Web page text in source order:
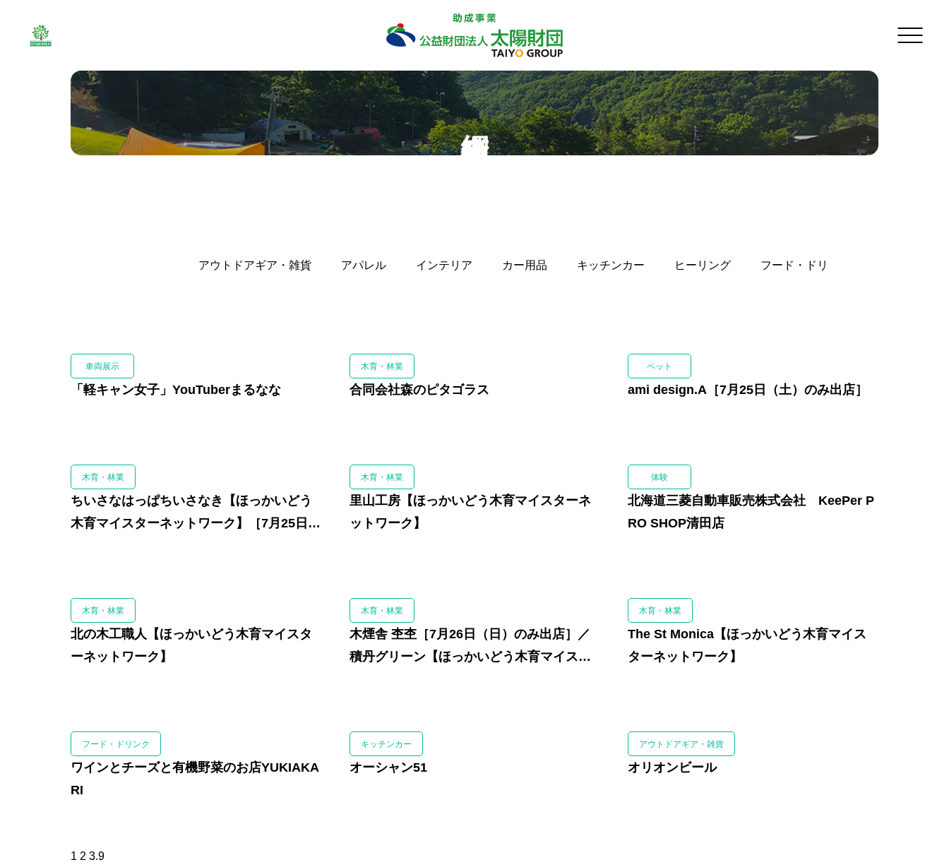
ばんけい通信
出店者紹介
車両展示
「軽キャン女子」YouTuberまるなな
木育・林業
合同会社森のピタゴラス
ペット
ami design.A［7月25日（土）のみ出店］
木育・林業
ちいさなはっぱちいさなき【ほっかいどう
木育マイスターネットワーク】［7月25日
木育・林業
里山工房【ほっかいどう木育マイスターネ
ットワーク】
体験
北海道三菱自動車販売株式会社 KeePer P
RO SHOP清田店
木育・林業
北の木工職人【ほっかいどう木育マイスタ
ーネットワーク】
木育・林業
木煙舎 杢杢［7月26日（日）のみ出店］／
積丹グリーン【ほっかいどう木育マイスタ
木育・林業
The St Monica【ほっかいどう木育マイス
ターネットワーク】
フード・ドリンク
ワインとチーズと有機野菜のお店YUKIAKA
RI
キッチンカー
オーシャン51
アウトドアギア・雑貨
オリオンビール
1 2 3…9